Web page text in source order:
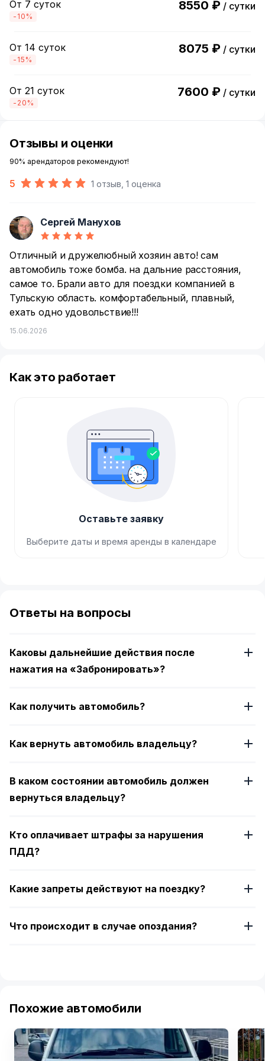
От 7 суток
-10%
8550 ₽ / сутки
От 14 суток
-15%
8075 ₽ / сутки
От 21 суток
-20%
7600 ₽ / сутки
Отзывы и оценки
90% арендаторов рекомендуют!
5 1 отзыв, 1 оценка
С Сергей Манухов
Отличный и дружелюбный хозяин авто! сам
автомобиль тоже бомба. на дальние расстояния,
самое то. Брали авто для поездки компанией в
Тульскую область. комфортабельный, плавный,
ехать одно удовольствие!!!
15.06.2026
Как это работает
Оставьте заявку
Выберите даты и время аренды в календаре
of
4
Ответы на вопросы
Каковы дальнейшие действия после
нажатия на «Забронировать»?
Как получить автомобиль?
Как вернуть автомобиль владельцу?
В каком состоянии автомобиль должен
вернуться владельцу?
Кто оплачивает штрафы за нарушения
ПДД?
Какие запреты действуют на поездку?
Что происходит в случае опоздания?
Похожие автомобили